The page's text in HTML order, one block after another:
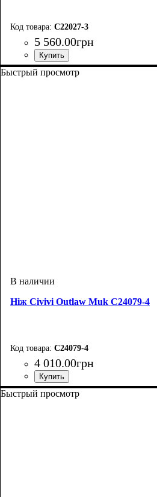
C22027-3
5 560.00грн
Быстрый просмотр
Ніж Civivi Outlaw Muk C24079-4
C24079-4
4 010.00грн
Быстрый просмотр